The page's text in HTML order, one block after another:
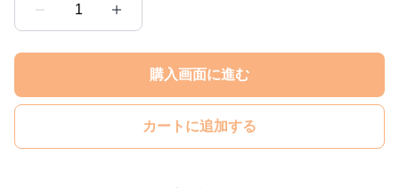
1
購入画面に進む
カートに追加する